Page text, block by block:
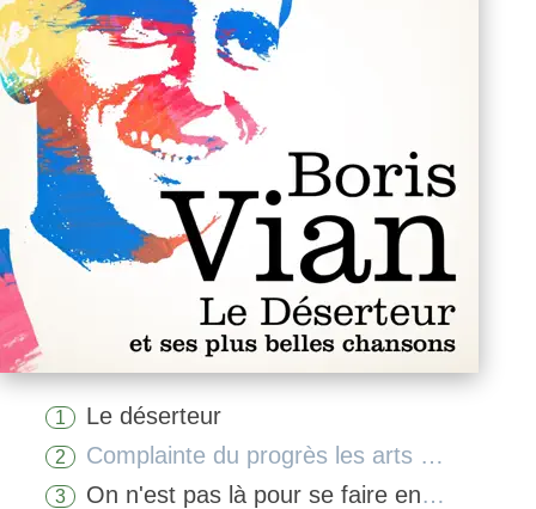
1 Le déserteur
2 Complainte du progrès les arts ménagers
3 On n'est pas là pour se faire engueuler